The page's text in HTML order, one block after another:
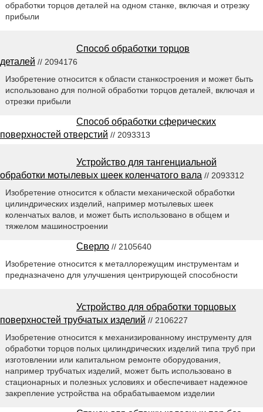
обработки торцов деталей на одном станке, включая и отрезку
прибыли
Способ обработки торцов
деталей // 2094176
Изобретение относится к области станкостроения и может быть
использовано для полной обработки торцов деталей, включая и
отрезки прибыли
Способ обработки сферических
поверхностей отверстий // 2093313
Устройство для тангенциальной
обработки мотылевых шеек коленчатого вала // 2093312
Изобретение относится к области механической обработки
цилиндрических изделий, например мотылевых шеек
коленчатых валов, и может быть использовано в общем и
тяжелом машиностроении
Сверло // 2105640
Изобретение относится к металлорежущим инструментам и
предназначено для улучшения центрирующей способности
Устройство для обработки торцовых
поверхностей трубчатых изделий // 2106227
Изобретение относится к механизированному инструменту для
обработки торцов полых цилиндрических изделий типа труб при
изготовлении или капитальном ремонте оборудования,
например трубчатых изделий, может быть использовано в
стационарных и полезных условиях и обеспечивает надежное
закрепление устройства на обрабатываемом изделии